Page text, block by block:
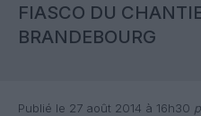
FIASCO DU
BRANDEBOURG
Publié le 27 août 2014 à 16h30